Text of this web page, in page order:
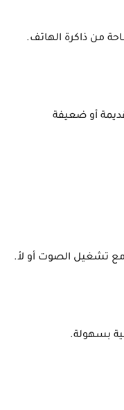
من ذاكرة الهاتف.
أو ضعيفة
مع تشغيل الصوت أو لأ.
بسهولة.